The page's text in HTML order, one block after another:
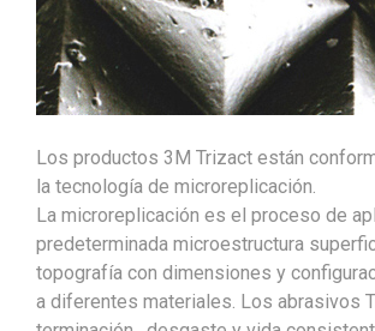
Los productos 3M Trizact están
la tecnología de microreplicación.
La microreplicación es el proceso de
predeterminada microestructura
topografía con dimensiones y
a diferentes materiales. Los abrasivos